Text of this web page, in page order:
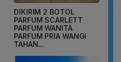
DIKIRIM 2 BOTOL
PARFUM SCARLETT
PARFUM WANITA
PARFUM PRIA WANGI
TAHAN...